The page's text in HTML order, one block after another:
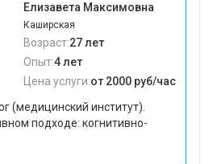
Елизавета Максимовна
Каширская
Возраст:27 лет
Опыт:4 лет
Цена услуги:от 2000 руб/час
(медицинский институт).
подходе: когнитивно-